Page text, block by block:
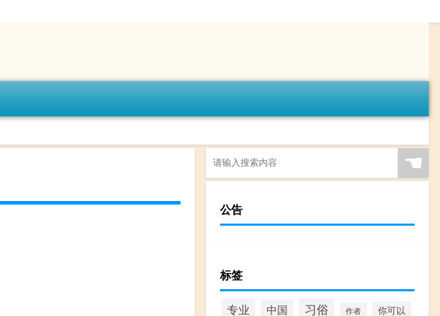
☚
公告
标签
专业 中国 习俗 作者 你可以